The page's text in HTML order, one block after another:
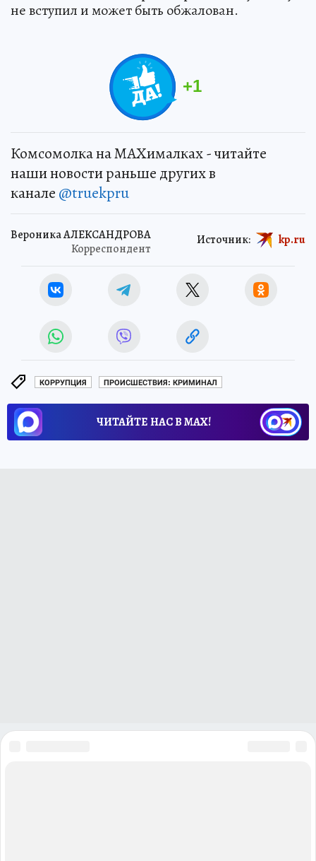
не вступил и может быть обжалован.
+1
Комсомолка на MAXималках - читайте
наши новости раньше других в
канале @truekpru
Вероника АЛЕКСАНДРОВА
Корреспондент
Источник: kp.ru
КОРРУПЦИЯ ПРОИСШЕСТВИЯ: КРИМИНАЛ
ЧИТАЙТЕ НАС В МАХ!